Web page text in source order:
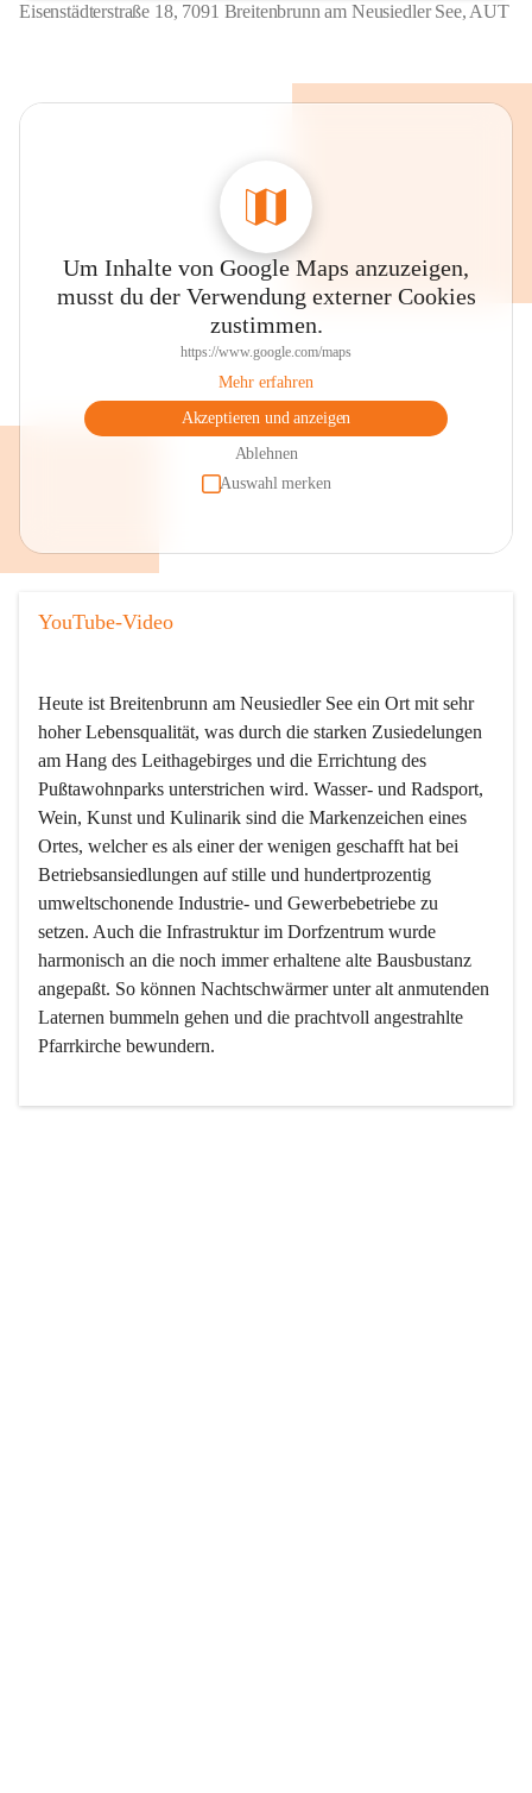
Eisenstädterstraße 18, 7091 Breitenbrunn am Neusiedler See, AUT
Um Inhalte von Google Maps anzuzeigen,
musst du der Verwendung externer Cookies
zustimmen.
https://www.google.com/maps
Mehr erfahren
Akzeptieren und anzeigen
Ablehnen
Auswahl merken
YouTube-Video
Heute ist Breitenbrunn am Neusiedler See ein Ort mit sehr
hoher Lebensqualität, was durch die starken Zusiedelungen
am Hang des Leithagebirges und die Errichtung des
Pußtawohnparks unterstrichen wird. Wasser- und Radsport,
Wein, Kunst und Kulinarik sind die Markenzeichen eines
Ortes, welcher es als einer der wenigen geschafft hat bei
Betriebsansiedlungen auf stille und hundertprozentig
umweltschonende Industrie- und Gewerbebetriebe zu
setzen. Auch die Infrastruktur im Dorfzentrum wurde
harmonisch an die noch immer erhaltene alte Bausbustanz
angepaßt. So können Nachtschwärmer unter alt anmutenden
Laternen bummeln gehen und die prachtvoll angestrahlte
Pfarrkirche bewundern.
Der Weinbau dominert heute nicht mehr, ist aber integrativer